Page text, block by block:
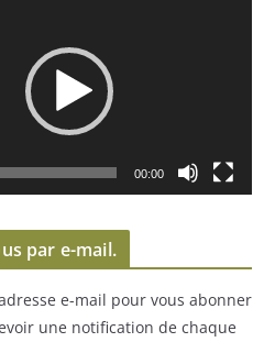
00:00
par e-mail.
e-mail pour vous abonner
une notification de chaque